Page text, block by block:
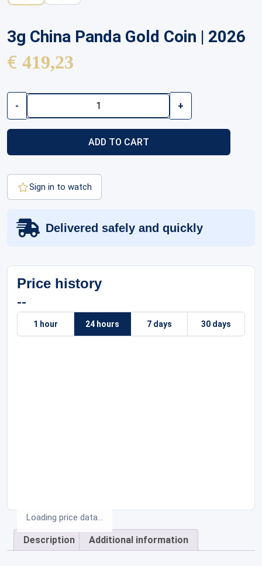
3g China Panda Gold Coin | 2026
€ 419,23
-
3g
Panda
Gold
|
quantity
+
ADD TO CART
Sign in to watch
Delivered safely and quickly
Price history
--
1 hour 24 hours 7 days 30 days
Loading price data...
Description Additional information